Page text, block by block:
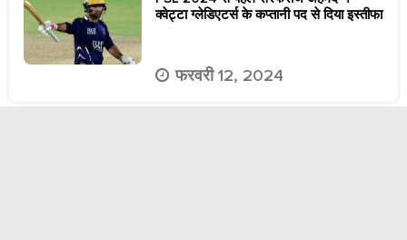
क्वेट्टा ग्लेडिएटर्स के कप्तानी पद से दिया इस्तीफा
फरवरी 12, 2024